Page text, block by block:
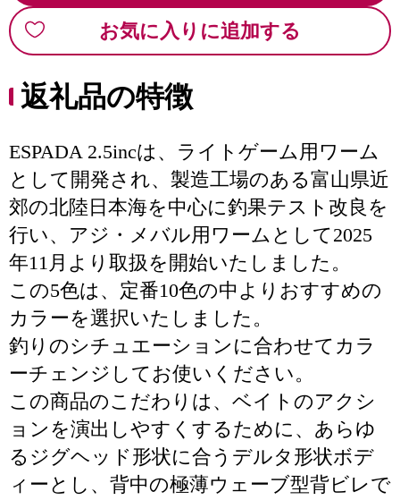
お気に入りに追加する
返礼品の特徴
ESPADA 2.5incは、ライトゲーム用ワーム
として開発され、製造工場のある富山県近
郊の北陸日本海を中心に釣果テスト改良を
行い、アジ・メバル用ワームとして2025
年11月より取扱を開始いたしました。
この5色は、定番10色の中よりおすすめの
カラーを選択いたしました。
釣りのシチュエーションに合わせてカラ
ーチェンジしてお使いください。
この商品のこだわりは、ベイトのアクシ
ョンを演出しやすくするために、あらゆ
るジグヘッド形状に合うデルタ形状ボデ
ィーとし、背中の極薄ウェーブ型背ビレで